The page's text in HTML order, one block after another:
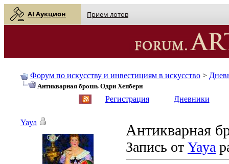
AI Аукцион Прием лотов
Форум по искусству и инвестициям в искусство >
Антикварная брошь Одри Хепберн
Регистрация Дневники
Антикварная
Запись от Yaya
Yaya